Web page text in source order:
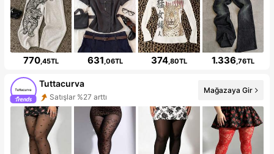
770,45TL 631,06TL 374,80TL 1.336,76TL
Tuttacurva
Satışlar %27 arttı
Mağazaya Gir